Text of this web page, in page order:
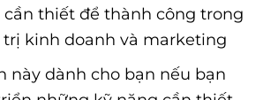
thiết để thành công trong
kinh doanh và marketing
này dành cho bạn nếu bạn